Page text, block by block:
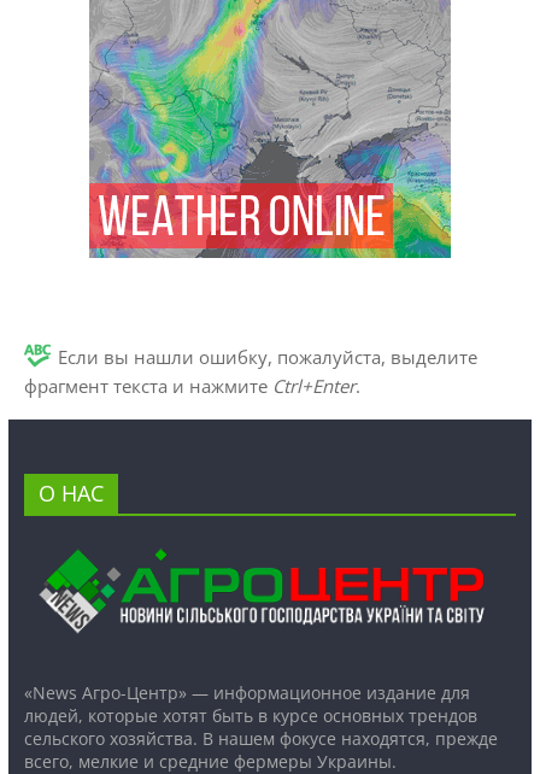
Если вы нашли ошибку, пожалуйста, выделите
фрагмент текста и нажмите Ctrl+Enter.
О НАС
«News Агро-Центр» — информационное издание для
людей, которые хотят быть в курсе основных трендов
сельского хозяйства. В нашем фокусе находятся, прежде
всего, мелкие и средние фермеры Украины.